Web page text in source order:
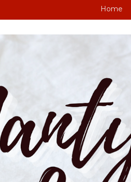
Home